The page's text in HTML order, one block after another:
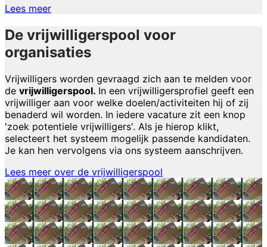
Lees meer
De vrijwilligerspool voor
organisaties
Vrijwilligers worden gevraagd zich aan te melden voor
de vrijwilligerspool. In een vrijwilligersprofiel geeft een
vrijwilliger aan voor welke doelen/activiteiten hij of zij
benaderd wil worden. In iedere vacature zit een knop
'zoek potentiele vrijwilligers'. Als je hierop klikt,
selecteert het systeem mogelijk passende kandidaten.
Je kan hen vervolgens via ons systeem aanschrijven.
Lees meer over de vrijwilligerspool